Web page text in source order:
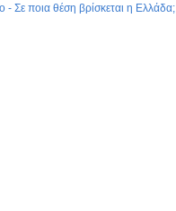
- Σε ποια θέση βρίσκεται η Ελλάδα;